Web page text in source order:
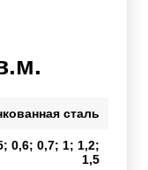
сталь
0,6; 0,7; 1; 1,2;
1,5